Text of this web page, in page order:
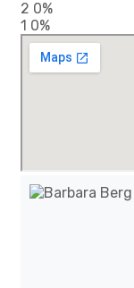
2 0%
1 0%